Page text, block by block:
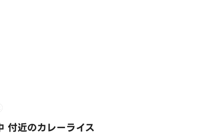
付近のカレーライス